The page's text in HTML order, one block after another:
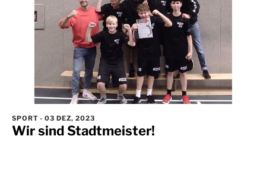
SPORT - 03 DEZ, 2023
Wir sind Stadtmeister!